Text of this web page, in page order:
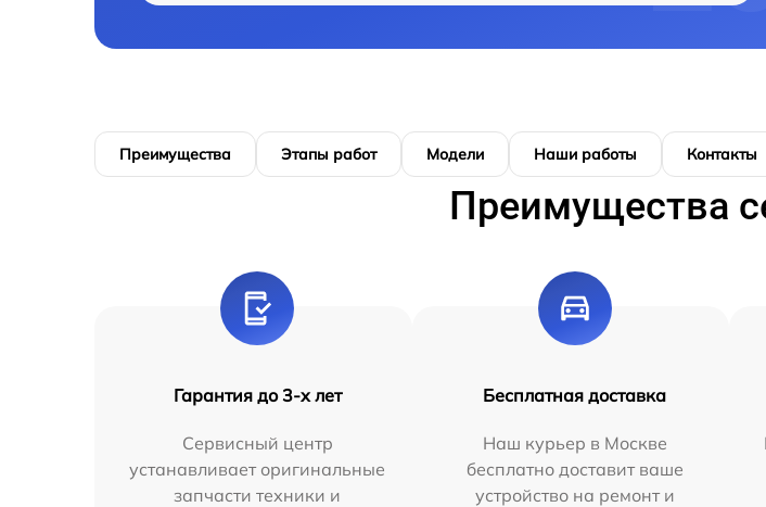
Преимущества Этапы работ Модели Наши работы Контакты
Преимущества
Гарантия до 3-х лет
Сервисный центр
устанавливает оригинальные
запчасти техники и
Бесплатная доставка
Наш курьер в Москве
бесплатно доставит ваше
устройство на ремонт и